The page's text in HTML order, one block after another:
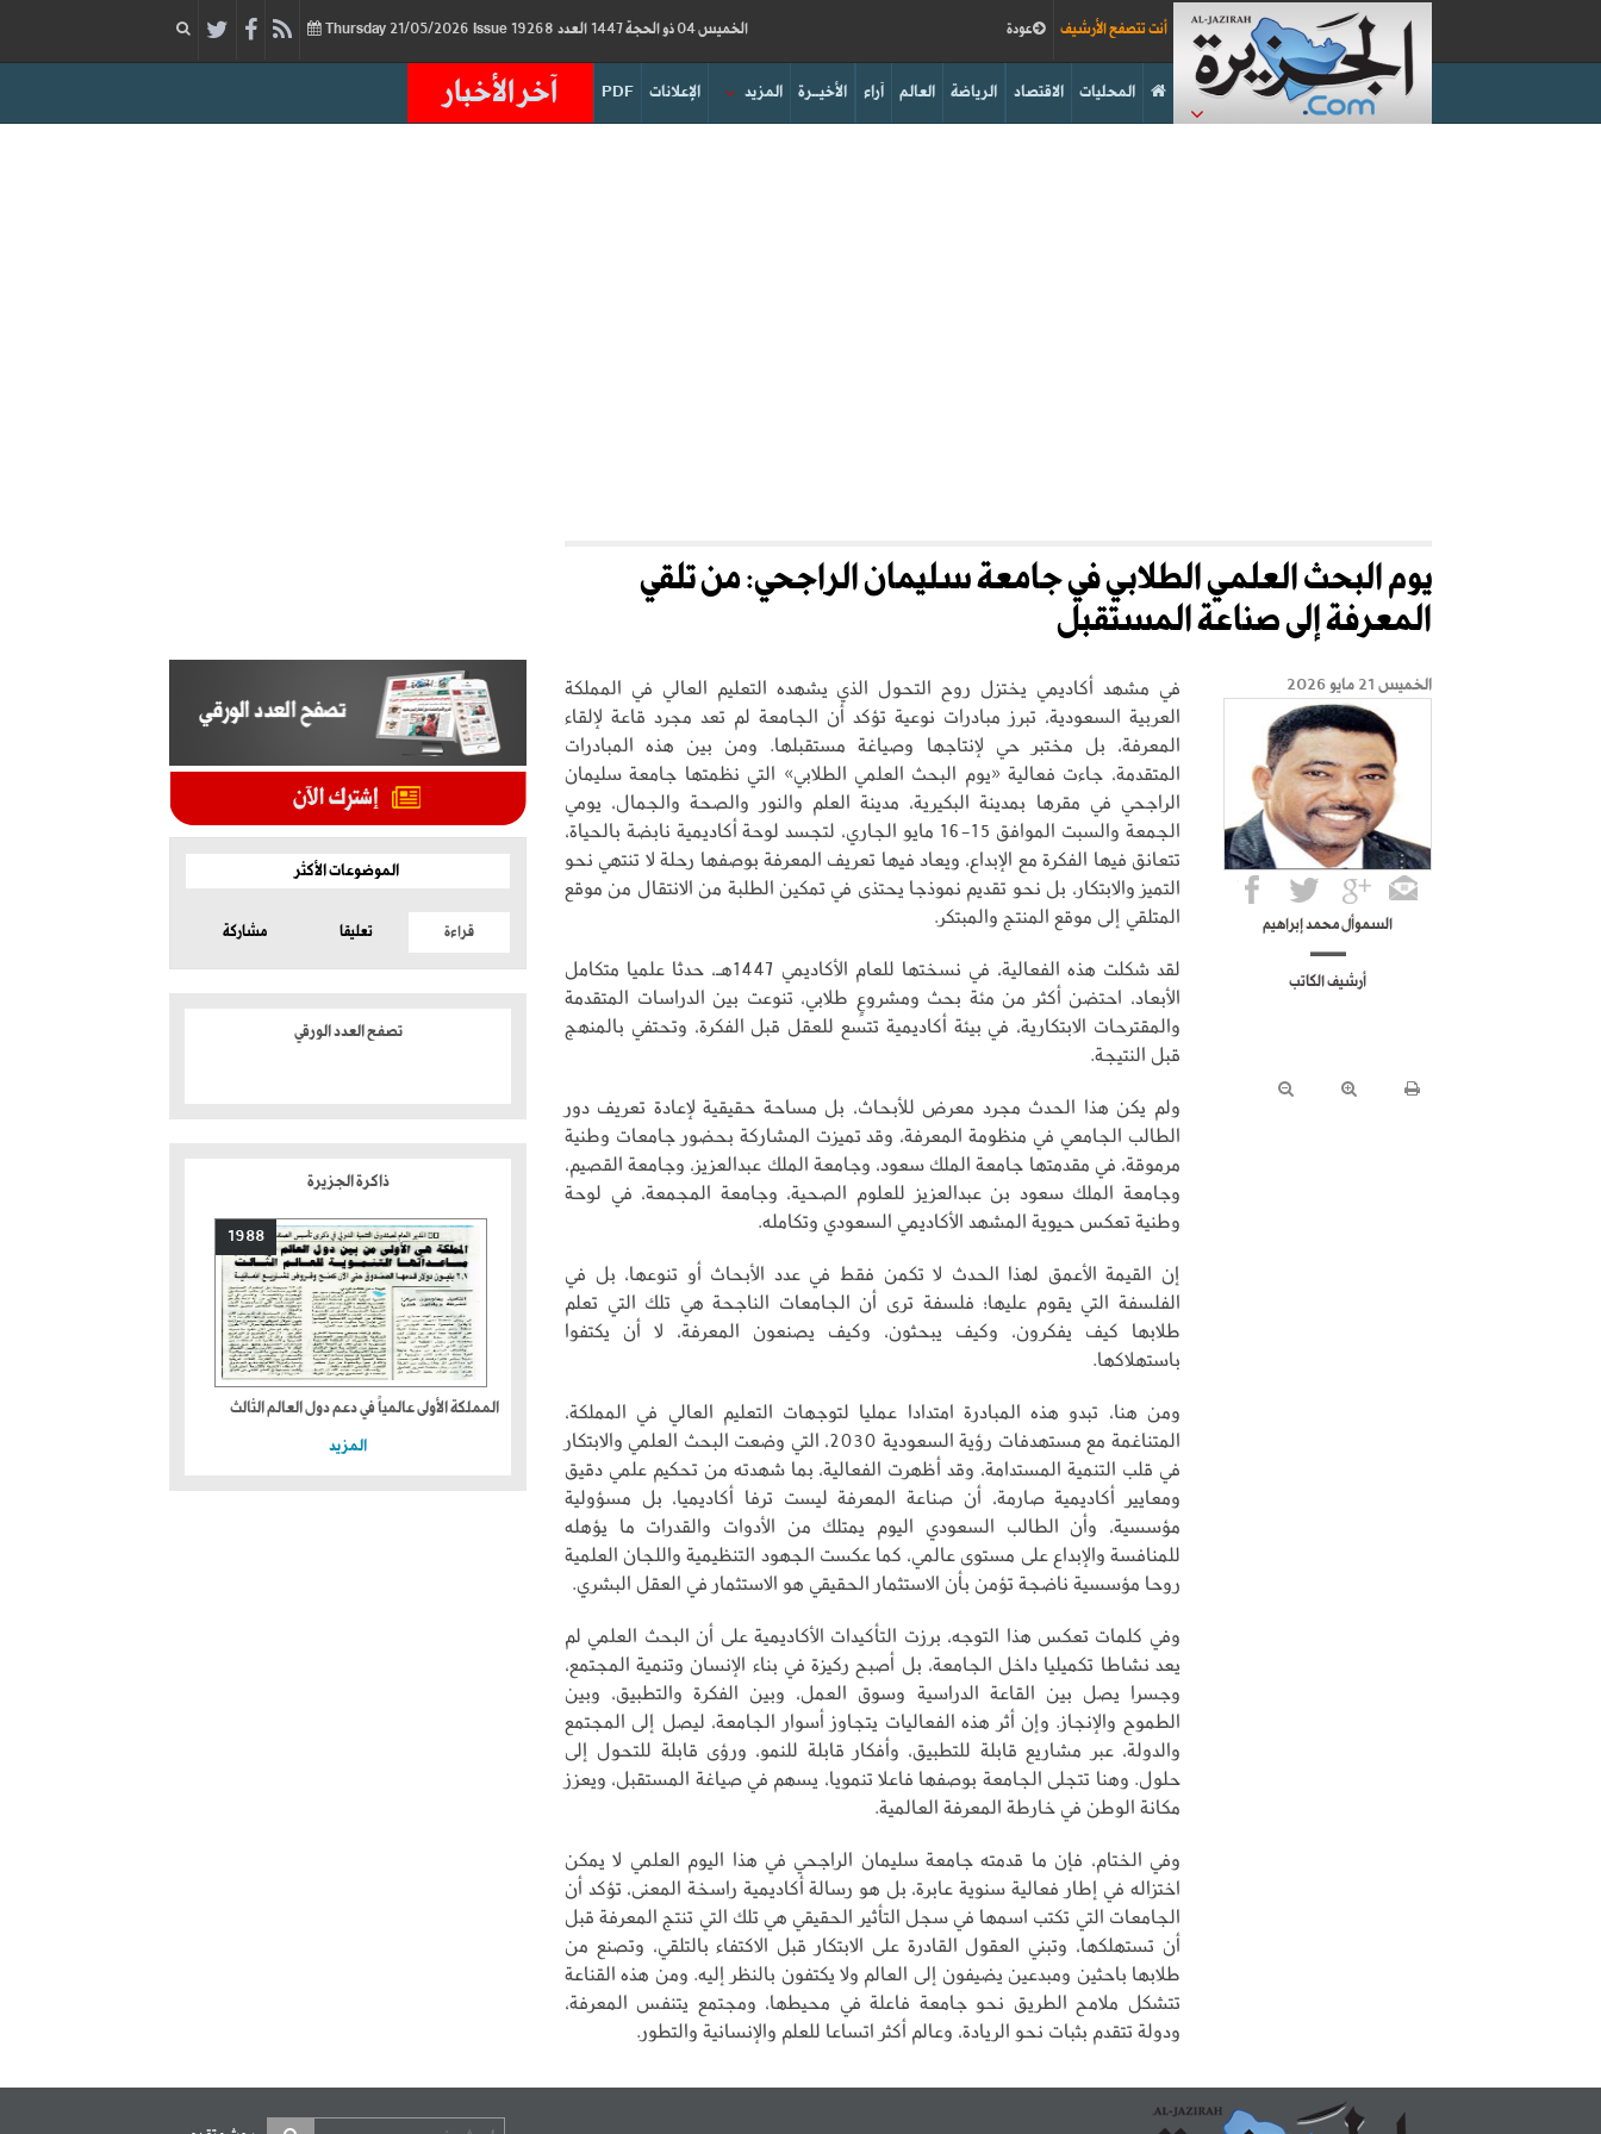
الخميس 04 ذو الحجة 1447 العدد 19268 21/05/2026 Issue عودة أنت تتصفح الأرشيف
آخر الأخبار PDF الإعلانات المزيد الأخيــرة آراء العالم الرياضة الاقتصاد المحليات
يوم البحث العلمي الطلابي في جامعة سليمان الراجحي: من تلقي
المعرفة إلى صناعة المستقبل
الخميس 21 مايو 2026
السموأل محمد إبراهيم
أرشيف الكاتب
في مشهد أكاديمي يختزل روح التحول الذي يشهده التعليم العالي في المملكة
العربية السعودية، تبرز مبادرات نوعية تؤكد أن الجامعة لم تعد مجرد قاعة لإلقاء
المعرفة، بل مختبر حي لإنتاجها وصياغة مستقبلها. ومن بين هذه المبادرات
المتقدمة، جاءت فعالية «يوم البحث العلمي الطلابي» التي نظمتها جامعة سليمان
الراجحي في مقرها بمدينة البكيرية، مدينة العلم والنور والصحة والجمال، يومي
الجمعة والسبت الموافق 15-16 مايو الجاري، لتجسد لوحة أكاديمية نابضة بالحياة،
تتعانق فيها الفكرة مع الإبداع، ويعاد فيها تعريف المعرفة بوصفها رحلة لا تنتهي نحو
التميز والابتكار، بل نحو تقديم نموذجا يحتذى في تمكين الطلبة من الانتقال من موقع
المتلقي إلى موقع المنتج والمبتكر.
لقد شكلت هذه الفعالية، في نسختها للعام الأكاديمي 1447هـ، حدثا علميا متكامل
الأبعاد، احتضن أكثر من مئة بحث ومشروعٍ طلابي، تنوعت بين الدراسات المتقدمة
والمقترحات الابتكارية، في بيئة أكاديمية تتسع للعقل قبل الفكرة، وتحتفي بالمنهج
قبل النتيجة.
ولم يكن هذا الحدث مجرد معرض للأبحاث، بل مساحة حقيقية لإعادة تعريف دور
الطالب الجامعي في منظومة المعرفة، وقد تميزت المشاركة بحضور جامعات وطنية
مرموقة، في مقدمتها جامعة الملك سعود، وجامعة الملك عبدالعزيز، وجامعة القصيم،
وجامعة الملك سعود بن عبدالعزيز للعلوم الصحية، وجامعة المجمعة، في لوحة
وطنية تعكس حيوية المشهد الأكاديمي السعودي وتكامله.
إن القيمة الأعمق لهذا الحدث لا تكمن فقط في عدد الأبحاث أو تنوعها، بل في
الفلسفة التي يقوم عليها؛ فلسفة ترى أن الجامعات الناجحة هي تلك التي تعلم
طلابها كيف يفكرون، وكيف يبحثون، وكيف يصنعون المعرفة، لا أن يكتفوا
باستهلاكها.
ومن هنا، تبدو هذه المبادرة امتدادا عمليا لتوجهات التعليم العالي في المملكة،
المتناغمة مع مستهدفات رؤية السعودية 2030، التي وضعت البحث العلمي والابتكار
في قلب التنمية المستدامة، وقد أظهرت الفعالية، بما شهدته من تحكيم علمي دقيق
ومعايير أكاديمية صارمة، أن صناعة المعرفة ليست ترفا أكاديميا، بل مسؤولية
مؤسسية، وأن الطالب السعودي اليوم يمتلك من الأدوات والقدرات ما يؤهله
للمنافسة والإبداع على مستوى عالمي، كما عكست الجهود التنظيمية واللجان العلمية
روحا مؤسسية ناضجة تؤمن بأن الاستثمار الحقيقي هو الاستثمار في العقل البشري.
وفي كلمات تعكس هذا التوجه، برزت التأكيدات الأكاديمية على أن البحث العلمي لم
يعد نشاطا تكميليا داخل الجامعة، بل أصبح ركيزة في بناء الإنسان وتنمية المجتمع،
وجسرا يصل بين القاعة الدراسية وسوق العمل، وبين الفكرة والتطبيق، وبين
الطموح والإنجاز. وإن أثر هذه الفعاليات يتجاوز أسوار الجامعة، ليصل إلى المجتمع
والدولة، عبر مشاريع قابلة للتطبيق، وأفكار قابلة للنمو، ورؤى قابلة للتحول إلى
حلول. وهنا تتجلى الجامعة بوصفها فاعلا تنمويا، يسهم في صياغة المستقبل، ويعزز
مكانة الوطن في خارطة المعرفة العالمية.
وفي الختام، فإن ما قدمته جامعة سليمان الراجحي في هذا اليوم العلمي لا يمكن
اختزاله في إطار فعالية سنوية عابرة، بل هو رسالة أكاديمية راسخة المعنى، تؤكد أن
الجامعات التي تكتب اسمها في سجل التأثير الحقيقي هي تلك التي تنتج المعرفة قبل
أن تستهلكها، وتبني العقول القادرة على الابتكار قبل الاكتفاء بالتلقي، وتصنع من
طلابها باحثين ومبدعين يضيفون إلى العالم ولا يكتفون بالنظر إليه. ومن هذه القناعة
تتشكل ملامح الطريق نحو جامعة فاعلة في محيطها، ومجتمع يتنفس المعرفة،
ودولة تتقدم بثبات نحو الريادة، وعالم أكثر اتساعا للعلم والإنسانية والتطور.
الموضوعات الأكثر
قراءة تعليقا مشاركة
تصفح العدد الورقي
ذاكرة الجزيرة
1988
المملكة الأولى عالمياً في دعم دول العالم الثالث
المزيد